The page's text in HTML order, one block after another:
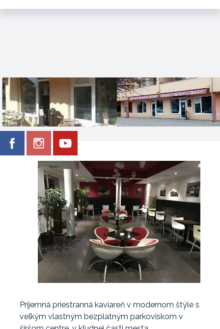
Príjemná priestranná kaviareň v modernom štýle s
veľkým vlastným bezplatným parkoviskom v